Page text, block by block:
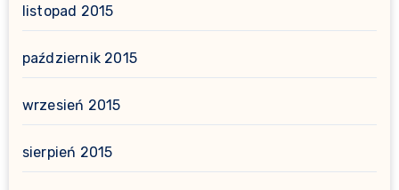
listopad 2015
październik 2015
wrzesień 2015
sierpień 2015